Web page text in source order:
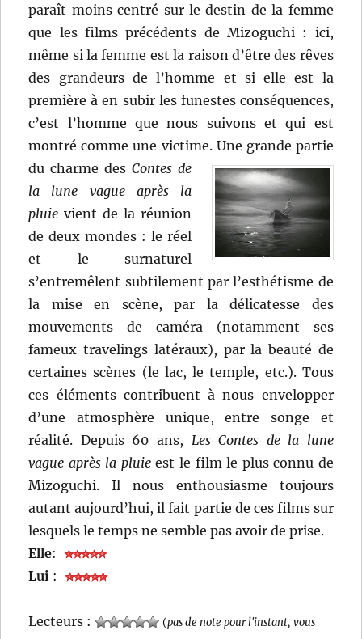
paraît moins centré sur le destin de la femme
que les films précédents de Mizoguchi : ici,
même si la femme est la raison d’être des rêves
des grandeurs de l’homme et si elle est la
première à en subir les funestes conséquences,
c’est l’homme que nous suivons et qui est
montré comme une victime. Une grande partie
du charme des Contes de
la lune vague après la
pluie vient de la réunion
de deux mondes : le réel
et le surnaturel
s’entremêlent subtilement par l’esthétisme de
la mise en scène, par la délicatesse des
mouvements de caméra (notamment ses
fameux travelings latéraux), par la beauté de
certaines scènes (le lac, le temple, etc.). Tous
ces éléments contribuent à nous envelopper
d’une atmosphère unique, entre songe et
réalité. Depuis 60 ans, Les Contes de la lune
vague après la pluieest le film le plus connu de
Mizoguchi. Il nous enthousiasme toujours
autant aujourd’hui, il fait partie de ces films sur
lesquels le temps ne semble pas avoir de prise.
Elle:
Lui :
Lecteurs : (pas de note pour l'instant, vous